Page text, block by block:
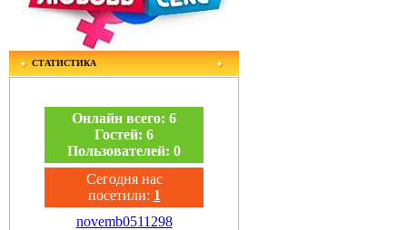
СТАТИСТИКА
Онлайн всего: 6
Гостей: 6
Пользователей: 0
Сегодня нас
посетили: 1
novemb0511298